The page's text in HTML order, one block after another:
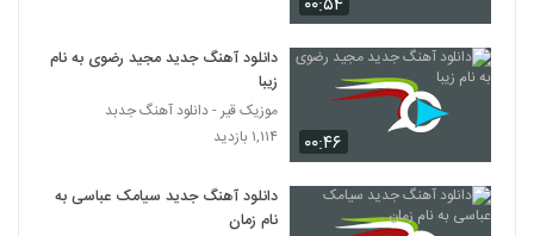
۲,۲۸۸ بازدید
Asghari Lo Raft)
585
۱,۷۹۵ بازدید
۰۰:۴۶
دانلود آهنگ جدید مجید رضوی به نام
زیبا
موزیک قیر - دانلود آهنگ جدبد
۱,۱۱۴ بازدید
دانلود آهنگ جدید سیامک عباسی به
نام زمان